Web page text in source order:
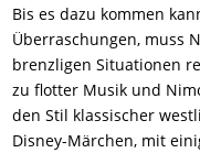
Bis es dazu kommen
Überraschungen, muss
brenzligen Situationen
zu flotter Musik und
den Stil klassischer
Disney-Märchen, mit